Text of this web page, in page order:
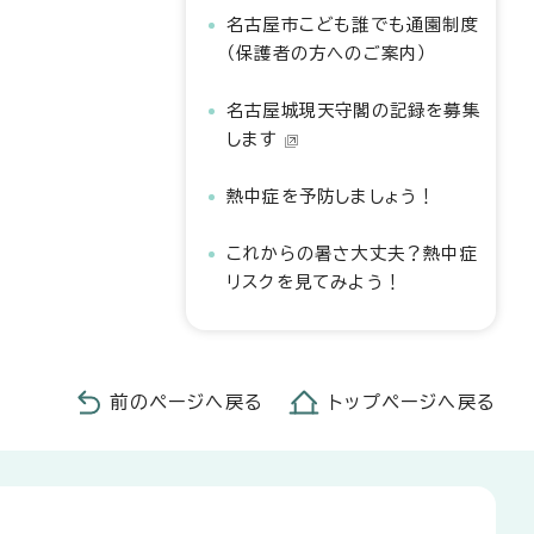
名古屋市こども誰でも通園制度
（保護者の方へのご案内）
名古屋城現天守閣の記録を募集
します
熱中症を予防しましょう！
これからの暑さ大丈夫？熱中症
リスクを見てみよう！
前のページへ戻る トップページへ戻る